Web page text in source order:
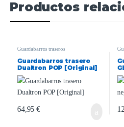
Productos
Guardabarros traseros
Guardabarros trasero
Dualtron POP [Original]
64,95€